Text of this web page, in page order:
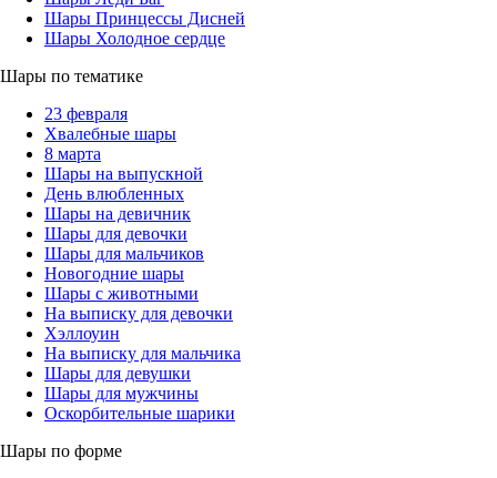
Шары Принцессы Дисней
Шары Холодное сердце
Шары по тематике
23 февраля
Хвалебные шары
8 марта
Шары на выпускной
День влюбленных
Шары на девичник
Шары для девочки
Шары для мальчиков
Новогодние шары
Шары с животными
На выписку для девочки
Хэллоуин
На выписку для мальчика
Шары для девушки
Шары для мужчины
Оскорбительные шарики
Шары по форме